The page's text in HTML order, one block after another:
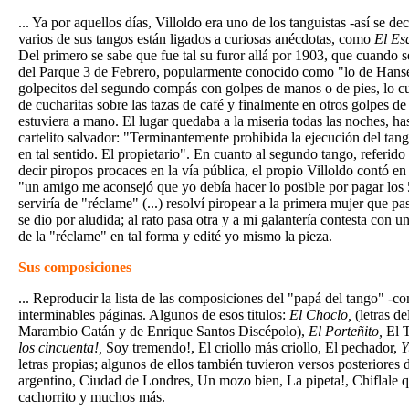
... Ya por aquellos días, Villoldo era uno de los tanguistas -así se
varios de sus tangos están ligados a curiosas anécdotas, como El
Del primero se sabe que fue tal su furor allá por 1903, que cuando
del Parque 3 de Febrero, popularmente conocido como "lo de
golpecitos del segundo compás con golpes de manos o de pies, lo
de cucharitas sobre las tazas de café y finalmente en otros golpes
estuviera a mano. El lugar quedaba a la miseria todas las noches,
cartelito salvador: "Terminantemente prohibida la ejecución del
en tal sentido. El propietario". En cuanto al segundo tango,
decir piropos procaces en la vía pública, el propio Villoldo contó
"un amigo me aconsejó que yo debía hacer lo posible por pagar
serviría de "réclame" (...) resolví piropear a la primera mujer que
se dio por aludida; al rato pasa otra y a mi galantería contesta con
de la "réclame" en tal forma y edité yo mismo la pieza.
Sus composiciones
... Reproducir la lista de las composiciones del "papá del tango" -
interminables páginas. Algunos de esos titulos: El Choclo, (letras
Marambio Catán y de Enrique Santos Discépolo), El Porteñito, El
los cincuenta!, Soy tremendo!, El criollo más criollo, El pechador,
letras propias; algunos de ellos también tuvieron versos
argentino, Ciudad de Londres, Un mozo bien, La pipeta!, Chiflale
cachorrito y muchos más.